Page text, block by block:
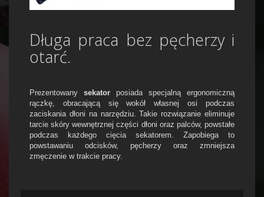
Długa praca bez pęcherzy i
otarć.
Prezentowany sekator posiada specjalną ergonomiczną
rączkę, obracającą się wokół własnej osi podczas
zaciskania dłoni na narzędziu. Takie rozwiązanie eliminuje
tarcie skóry wewnętrznej części dłoni oraz palców, powstałe
podczas każdego cięcia sekatorem. Zapobiega to
powstawaniu odcisków, pęcherzy oraz zmniejsza
zmęczenie w trakcie pracy.